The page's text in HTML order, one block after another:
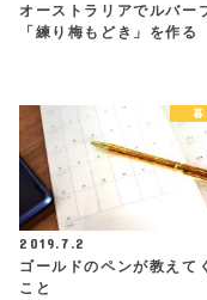
オーストラリアでルバー
「練り梅もどき」を作る
暮
2019.7.2
ゴールドのペンが教えて
こと